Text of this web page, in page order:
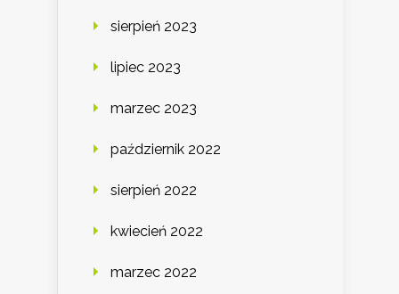
sierpień 2023
lipiec 2023
marzec 2023
październik 2022
sierpień 2022
kwiecień 2022
marzec 2022